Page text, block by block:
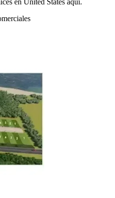
en United States aquí.